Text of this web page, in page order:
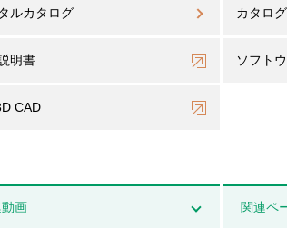
ルカタログ カタロ
明書 ソフト
CAD
画 関連ペ